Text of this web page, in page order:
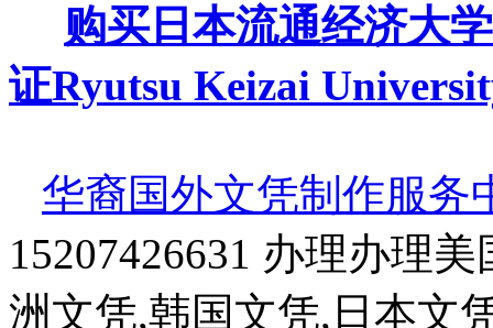
购买日本流通经济大
证Ryutsu Keizai
华裔国外文凭制作服务
15207426631 办理办理
洲文凭,韩国文凭,日本文